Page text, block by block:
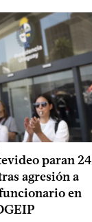
paran 24
agresión a
en